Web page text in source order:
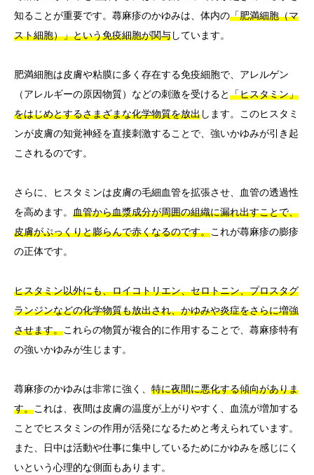
知ることが重要です。蕁麻疹のかゆみは、体内の「肥満細胞（マ
スト細胞）」という免疫細胞が関与しています。
肥満細胞は皮膚や粘膜に多く存在する免疫細胞で、アレルゲン
（アレルギーの原因物質）などの刺激を受けると「ヒスタミン」
をはじめとするさまざまな化学物質を放出します。このヒスタミ
ンが皮膚の知覚神経を直接刺激することで、強いかゆみが引き起
こされるのです。
さらに、ヒスタミンは皮膚の毛細血管を拡張させ、血管の透過性
を高めます。 血管から血漿成分が周囲の組織に漏れ出すことで、
皮膚がぷっくりと膨らんで赤くなるのです。これが蕁麻疹の膨疹
の正体です。
ヒスタミン以外にも、ロイコトリエン、セロトニン、プロスタグ
ランジンなどの化学物質も放出され、かゆみや炎症をさらに増強
させます。これらの物質が複合的に作用することで、蕁麻疹特有
の強いかゆみが生じます。
蕁麻疹のかゆみは非常に強く、 特に夜間に悪化する傾向がありま
す。これは、夜間は皮膚の温度が上がりやすく、血流が増加する
ことでヒスタミンの作用が活発になるためと考えられています。
また、日中は活動や仕事に集中しているためにかゆみを感じにく
いという心理的な側面もあります。